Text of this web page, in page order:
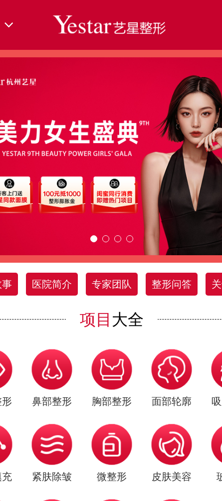
事 医院简介 专家团队 整形问答
项目 大全
鼻部整形 胸部整形 面部轮廓
充 紧肤除皱 微整形 皮肤美容